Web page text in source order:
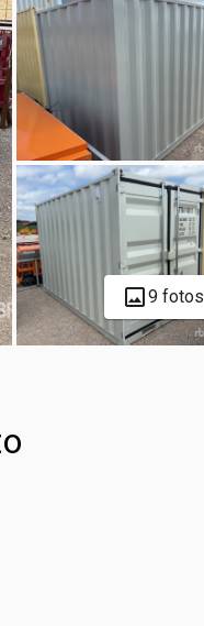
9 fotos